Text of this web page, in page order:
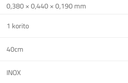
0,380 × 0,440 × 0,190 mm
1 korito
40cm
INOX